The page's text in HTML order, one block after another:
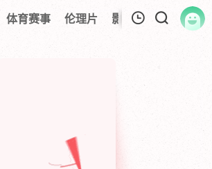
体育赛事 伦理片 影视解说 今日更
暂无观看影片的记录